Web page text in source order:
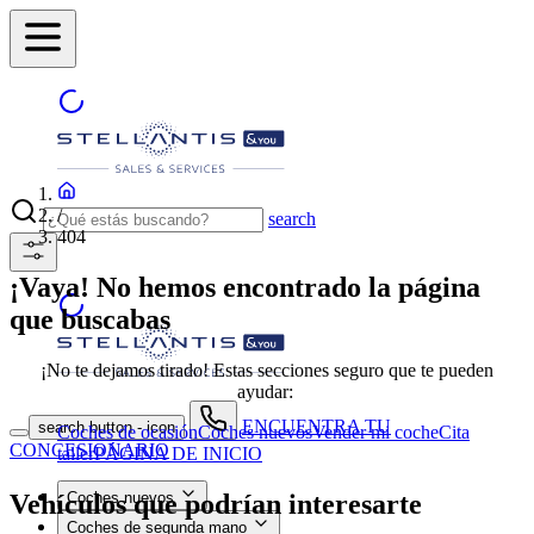
search
search button - icon
ENCUENTRA TU
CONCESIONARIO
Coches nuevos
Coches de segunda mano
/
404
¡Vaya! No hemos encontrado la página
que buscabas
¡No te dejamos tirado! Estas secciones seguro que te pueden
ayudar:
Coches de ocasiónCoches nuevosVender mi cocheCita
tallerPÁGINA DE INICIO
Vehículos que podrían interesarte